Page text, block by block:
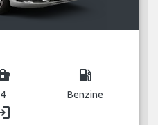
4
local_gas_station
Benzine